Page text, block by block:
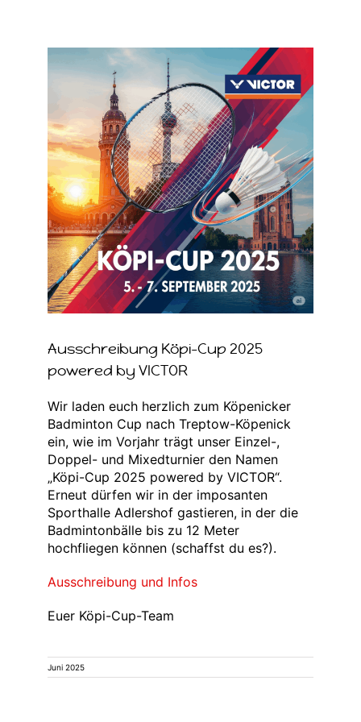
grösseres
Ausschreibung Köpi-Cup 2025
powered by VICTOR
Wir laden euch herzlich zum Köpenicker
Badminton Cup nach Treptow-Köpenick
ein, wie im Vorjahr trägt unser Einzel-,
Doppel- und Mixedturnier den Namen
„Köpi-Cup 2025 powered by VICTOR“.
Erneut dürfen wir in der imposanten
Sporthalle Adlershof gastieren, in der die
Badmintonbälle bis zu 12 Meter
hochfliegen können (schaffst du es?).
Ausschreibung und Infos
Euer Köpi-Cup-Team
Juni 2025